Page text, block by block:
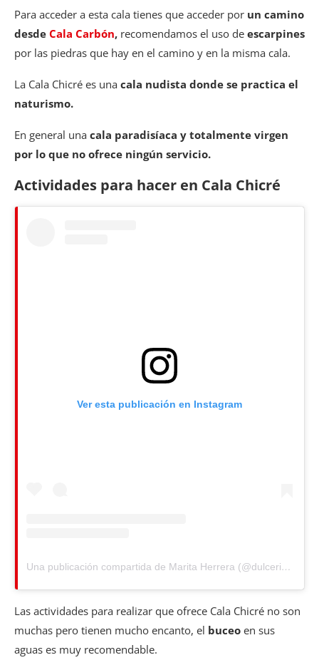
Para acceder a esta cala tienes que acceder por un camino
desde Cala Carbón, recomendamos el uso de escarpines
por las piedras que hay en el camino y en la misma cala.
La Cala Chicré es una cala nudista donde se practica el
naturismo.
En general una cala paradisíaca y totalmente virgen
por lo que no ofrece ningún servicio.
Actividades para hacer en Cala Chicré
Ver esta publicación en Instagram
Una publicación compartida de Marita Herrera (@dulcerideat)
Las actividades para realizar que ofrece Cala Chicré no son
muchas pero tienen mucho encanto, el buceo en sus
aguas es muy recomendable.